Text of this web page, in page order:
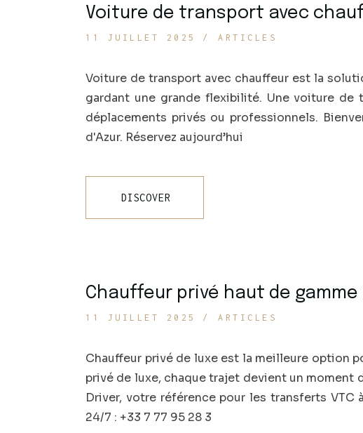
Voiture de transport avec
11 JUILLET 2025 ARTICLES
Voiture de transport avec chauffeur est la
gardant une grande flexibilité. Une voiture
déplacements privés ou professionnels.
d'Azur. Réservez aujourd’hui
DISCOVER
Chauffeur privé haut de
11 JUILLET 2025 ARTICLES
Chauffeur privé de luxe est la meilleure option
privé de luxe, chaque trajet devient un moment
Driver, votre référence pour les transferts VTC
24/7 : +33 7 77 95 28 3